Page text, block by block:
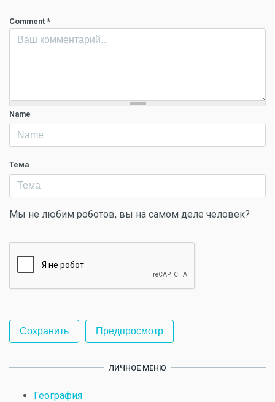
Comment *
Name
Тема
Мы не любим роботов, вы на самом деле человек?
ЛИЧНОЕ МЕНЮ
География